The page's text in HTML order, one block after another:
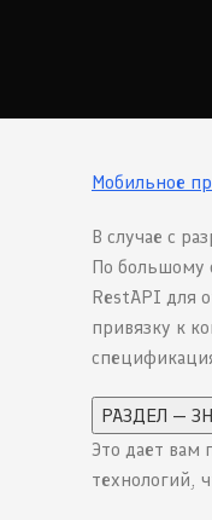
Мобильное
В случае с
По большому
RestAPI для
привязку к
РАЗДЕЛ —
Это дает вам
технологий,